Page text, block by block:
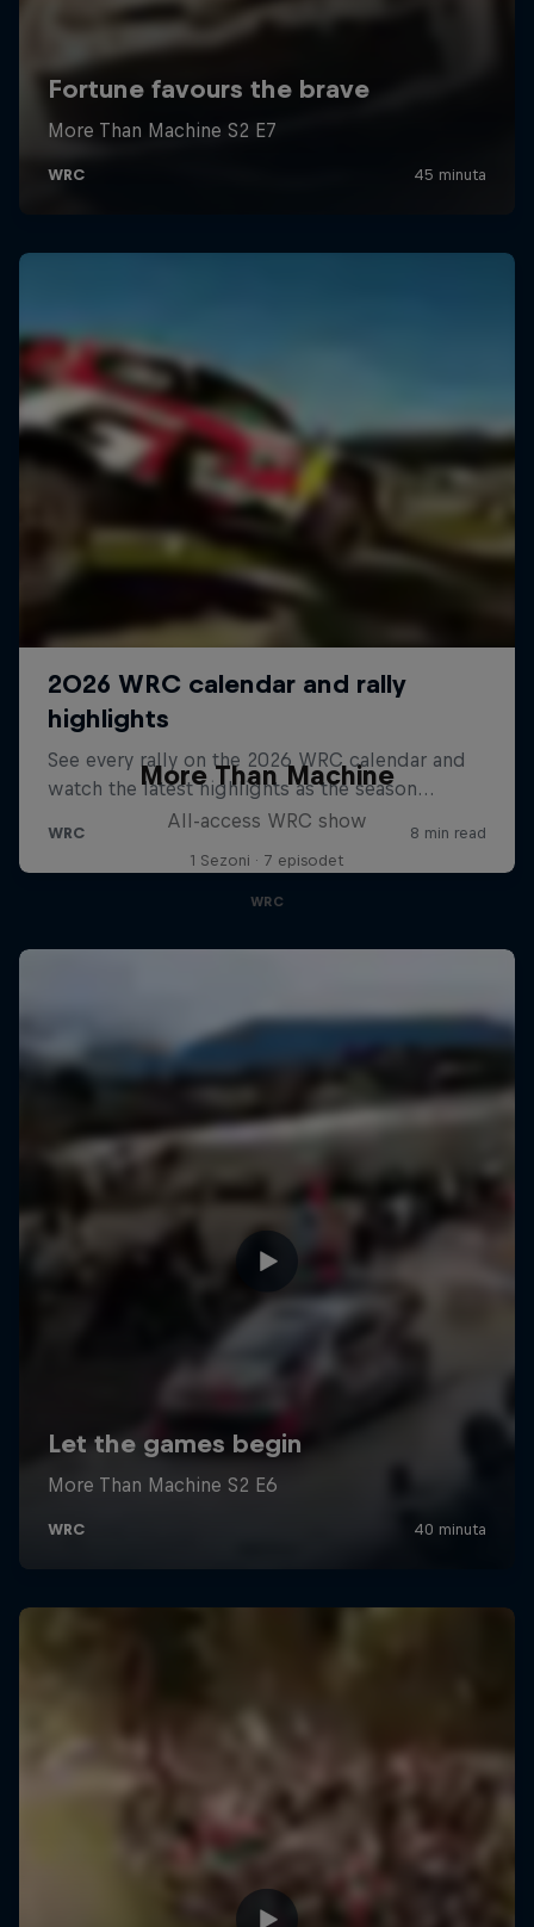
More Than Machine
All-access WRC show
1 Sezoni · 7 episodet
WRC